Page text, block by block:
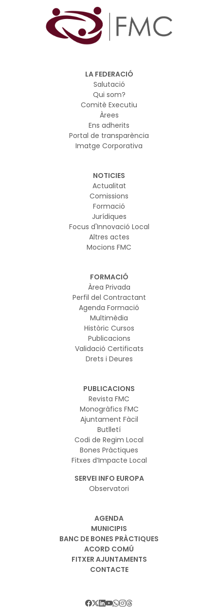
LA FEDERACIÓ
Salutació
Qui som?
Comitè Executiu
Àrees
Ens adherits
Portal de transparència
Imatge Corporativa
NOTICIES
Actualitat
Comissions
Formació
Jurídiques
Focus d'Innovació Local
Altres actes
Mocions FMC
FORMACIÓ
Àrea Privada
Perfil del Contractant
Agenda Formació
Multimèdia
Històric Cursos
Publicacions
Validació Certificats
Drets i Deures
PUBLICACIONS
Revista FMC
Monogràfics FMC
Ajuntament Fàcil
Butlletí
Codi de Regim Local
Bones Pràctiques
Fitxes d’Impacte Local
SERVEI INFO EUROPA
Observatori
AGENDA
MUNICIPIS
BANC DE BONES PRÀCTIQUES
ACORD COMÚ
FITXER AJUNTAMENTS
CONTACTE